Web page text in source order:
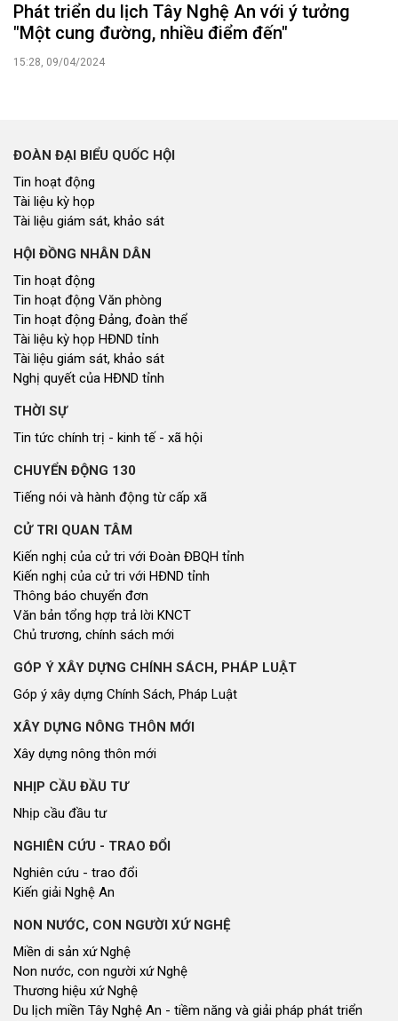
Phát triển du lịch Tây Nghệ An với ý tưởng
"Một cung đường, nhiều điểm đến"
15:28, 09/04/2024
ĐOÀN ĐẠI BIỂU QUỐC HỘI
Tin hoạt động
Tài liệu kỳ họp
Tài liệu giám sát, khảo sát
HỘI ĐỒNG NHÂN DÂN
Tin hoạt động
Tin hoạt động Văn phòng
Tin hoạt động Đảng, đoàn thể
Tài liệu kỳ họp HĐND tỉnh
Tài liệu giám sát, khảo sát
Nghị quyết của HĐND tỉnh
THỜI SỰ
Tin tức chính trị - kinh tế - xã hội
CHUYỂN ĐỘNG 130
Tiếng nói và hành động từ cấp xã
CỬ TRI QUAN TÂM
Kiến nghị của cử tri với Đoàn ĐBQH tỉnh
Kiến nghị của cử tri với HĐND tỉnh
Thông báo chuyển đơn
Văn bản tổng hợp trả lời KNCT
Chủ trương, chính sách mới
GÓP Ý XÂY DỰNG CHÍNH SÁCH, PHÁP LUẬT
Góp ý xây dựng Chính Sách, Pháp Luật
XÂY DỰNG NÔNG THÔN MỚI
Xây dựng nông thôn mới
NHỊP CẦU ĐẦU TƯ
Nhịp cầu đầu tư
NGHIÊN CỨU - TRAO ĐỔI
Nghiên cứu - trao đổi
Kiến giải Nghệ An
NON NƯỚC, CON NGƯỜI XỨ NGHỆ
Miền di sản xứ Nghệ
Non nước, con người xứ Nghệ
Thương hiệu xứ Nghệ
Du lịch miền Tây Nghệ An - tiềm năng và giải pháp phát triển